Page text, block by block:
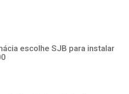
escolhe SJB para instalar